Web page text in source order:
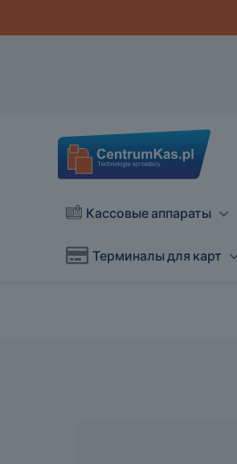
Кассовые аппараты
Терминалы для карт